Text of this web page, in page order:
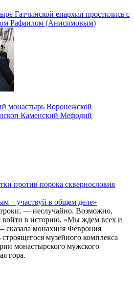
Гатчинской епархии простились с
Рафаилом (Анисимовым)
монастырь Воронежской
Каменский Мефодий
против порока сквернословия
– участвуй в общем деле»
— неслучайно. Возможно,
в историю. «Мы ждем всех и
монахиня Феврония
музейного комплекса
монастырского мужского
гора.